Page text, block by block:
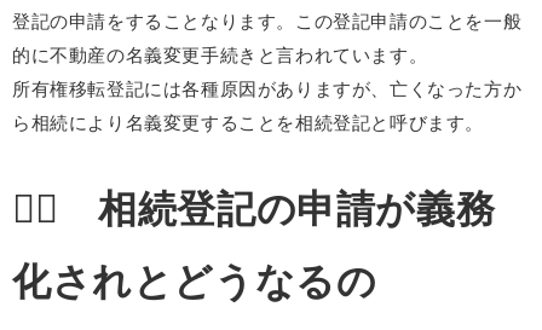
登記の申請をすることなります。この登記申請のことを一般
的に不動産の名義変更手続きと言われています。
所有権移転登記には各種原因がありますが、亡くなった方か
ら相続により名義変更することを相続登記と呼びます。
２⃣ 相続登記の申請が義務
化されとどうなるの